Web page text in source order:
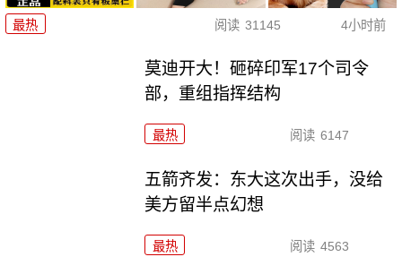
最热 阅读 31145 4小时前
莫迪开大！砸碎印军17个司令
部，重组指挥结构
最热 阅读 6147
五箭齐发：东大这次出手，没给
美方留半点幻想
最热 阅读 4563